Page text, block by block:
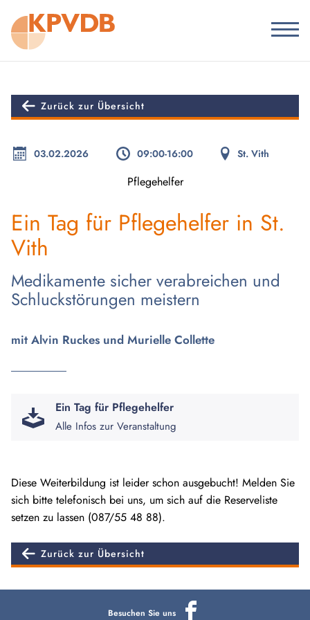
Zurück zur Übersicht
03.02.2026 09:00-16:00 St. Vith
Pflegehelfer
Ein Tag für Pflegehelfer in St.
Vith
Medikamente sicher verabreichen und
Schluckstörungen meistern
mit Alvin Ruckes und Murielle Collette
Ein Tag für Pflegehelfer
Alle Infos zur Veranstaltung
Diese Weiterbildung ist leider schon ausgebucht! Melden Sie
sich bitte telefonisch bei uns, um sich auf die Reserveliste
setzen zu lassen (087/55 48 88).
Zurück zur Übersicht
Besuchen Sie uns